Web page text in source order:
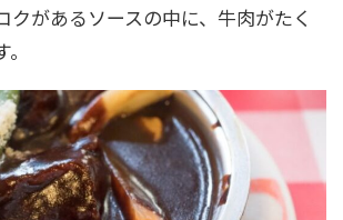
クがあるソースの中に、牛肉がたく